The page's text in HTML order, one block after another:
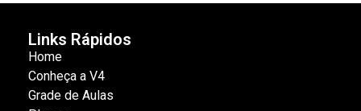
Links Rápidos
Home
Conheça a V4
Grade de Aulas